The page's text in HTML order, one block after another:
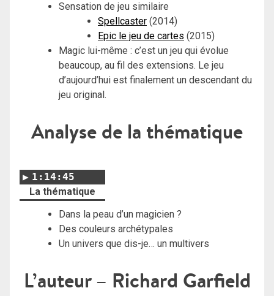
Sensation de jeu similaire
Spellcaster (2014)
Epic le jeu de cartes (2015)
Magic lui-même : c’est un jeu qui évolue
beaucoup, au fil des extensions. Le jeu
d’aujourd’hui est finalement un descendant du
jeu original.
Analyse de la thématique
1:14:45
La thématique
Dans la peau d’un magicien ?
Des couleurs archétypales
Un univers que dis-je… un multivers
L’auteur – Richard Garfield